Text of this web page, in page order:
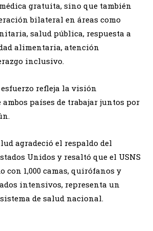
gratuita, sino que también
bilateral en áreas como
salud pública, respuesta a
alimentaria, atención
inclusivo.
esfuerzo refleja la visión
países de trabajar juntos por
agradeció el respaldo del
Unidos y resaltó que el USNS
con 1,000 camas, quirófanos y
intensivos, representa un
de salud nacional.